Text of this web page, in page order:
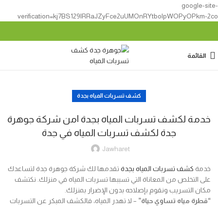
google-site-
verification=kj7BS129lRRaJZyFce2uUMOnRYtbolpWOPyOPkm-2co
القائمة
كشف تسربات المياه بجدة
خدمة لكشف تسربات المياه بجدة |من شركة جوهرة
جدة لكشف تسربات المياه في جدة
Jawharet
خدمة كشف تسربات المياه بجدة تقدمها لك شركة جوهرة جدة لتساعدك
على التخلص من المعاناة التي تسببها تسربات المياه في منزلك. نكتشف
مكان التسريب ونقوم بإصلاحه بدون الإضرار بمنزلك.
“قطرة مياه تساوي حياة” – لا تهدر المياه، فالكشف المبكر عن التسربات